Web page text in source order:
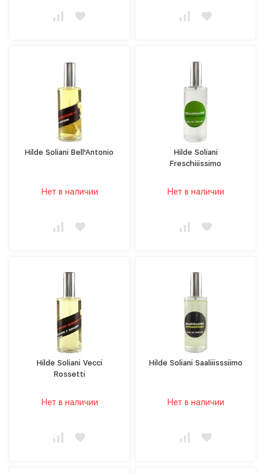
Hilde Soliani Bell'Antonio
Нет в наличии
Hilde Soliani
Freschiiissimo
Нет в наличии
Hilde Soliani Vecci
Rossetti
Нет в наличии
Hilde Soliani Saaliiisssiimo
Нет в наличии